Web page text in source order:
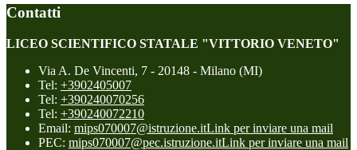
Contatti
LICEO SCIENTIFICO STATALE "VITTORIO VENETO"
Via A. De Vincenti, 7 - 20148 - Milano (MI)
Tel: +3902405007
Tel: +390240070256
Tel: +390240072210
Email: mips070007@istruzione.itLink per inviare una mail
PEC: mips070007@pec.istruzione.itLink per inviare una mail